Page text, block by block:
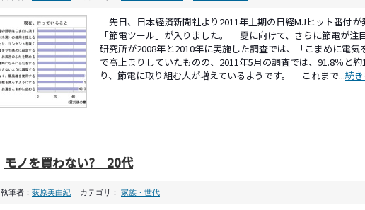
先日、日本経済新聞社より2011年上期の日経MJヒット番付
「節電ツール」が入りました。 夏に向けて、さらに節電が注
研究所が2008年と2010年に実施した調査では、「こまめに電気
で高止まりしていたものの、2011年5月の調査では、91.8％と
り、節電に取り組む人が増えているようです。 これまで...続
モノを買わない? 20代
執筆者： 荻原美由紀 カテゴリ： 家族・世代